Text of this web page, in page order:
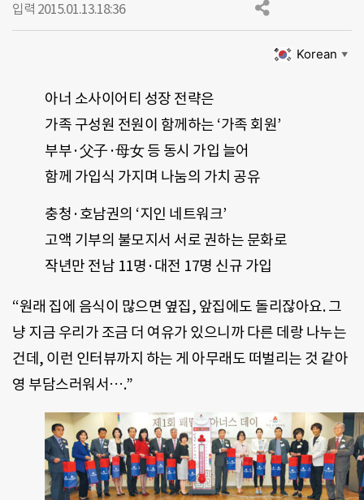
입력 2015.01.13.18:36
Korean ▼
아너 소사이어티 성장 전략은
가족 구성원 전원이 함께하는 ‘가족 회원’
부부·父子·母女 등 동시 가입 늘어
함께 가입식 가지며 나눔의 가치 공유
충청·호남권의 ‘지인 네트워크’
고액 기부의 불모지서 서로 권하는 문화로
작년만 전남 11명·대전 17명 신규 가입
“원래 집에 음식이 많으면 옆집, 앞집에도 돌리잖아요. 그
냥 지금 우리가 조금 더 여유가 있으니까 다른 데랑 나누는
건데, 이런 인터뷰까지 하는 게 아무래도 떠벌리는 것 같아
영 부담스러워서….”